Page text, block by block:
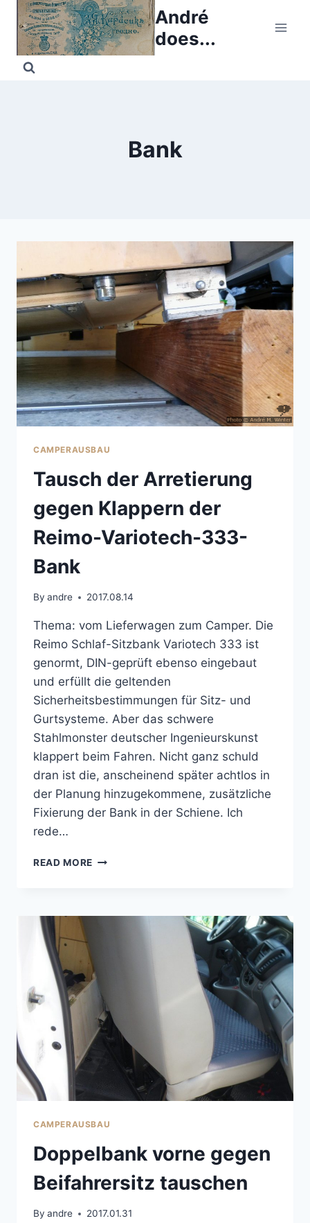
Skip
content
André
does...
Bank
CAMPERAUSBAU
Tausch der Arretierung
gegen Klappern der
Reimo-Variotech-333-
Bank
By andre 2017.08.14
Thema: vom Lieferwagen zum Camper. Die
Reimo Schlaf-Sitzbank Variotech 333 ist
genormt, DIN-geprüft ebenso eingebaut
und erfüllt die geltenden
Sicherheitsbestimmungen für Sitz- und
Gurtsysteme. Aber das schwere
Stahlmonster deutscher Ingenieurskunst
klappert beim Fahren. Nicht ganz schuld
dran ist die, anscheinend später achtlos in
der Planung hinzugekommene, zusätzliche
Fixierung der Bank in der Schiene. Ich
rede…
READ MORE TAUSCH
KLAPPERN
333-
CAMPERAUSBAU
Doppelbank vorne gegen
Beifahrersitz tauschen
By andre 2017.01.31